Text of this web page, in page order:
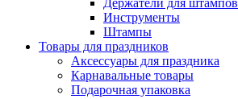
Держатели для штампов
Инструменты
Штампы
Товары для праздников
Аксессуары для праздника
Карнавальные товары
Подарочная упаковка